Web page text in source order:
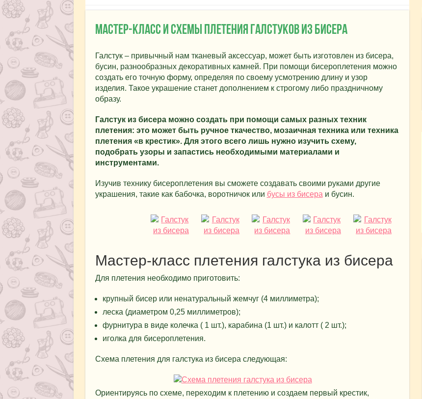
Мастер-класс и схемы плетения галстуков из бисера
Галстук – привычный нам тканевый аксессуар, может быть изготовлен из бисера,
бусин, разнообразных декоративных камней. При помощи бисероплетения можно
создать его точную форму, определяя по своему усмотрению длину и узор
изделия. Такое украшение станет дополнением к строгому либо праздничному
образу.
Галстук из бисера можно создать при помощи самых разных техник
плетения: это может быть ручное ткачество, мозаичная техника или техника
плетения «в крестик». Для этого всего лишь нужно изучить схему,
подобрать узоры и запастись необходимыми материалами и
инструментами.
Изучив технику бисероплетения вы сможете создавать своими руками другие
украшения, такие как бабочка, воротничок или бусы из бисера и бусин.
Мастер-класс плетения галстука из бисера
Для плетения необходимо приготовить:
крупный бисер или ненатуральный жемчуг (4 миллиметра);
леска (диаметром 0,25 миллиметров);
фурнитура в виде колечка ( 1 шт.), карабина (1 шт.) и калотт ( 2 шт.);
иголка для бисероплетения.
Схема плетения для галстука из бисера следующая:
Ориентируясь по схеме, переходим к плетению и создаем первый крестик,